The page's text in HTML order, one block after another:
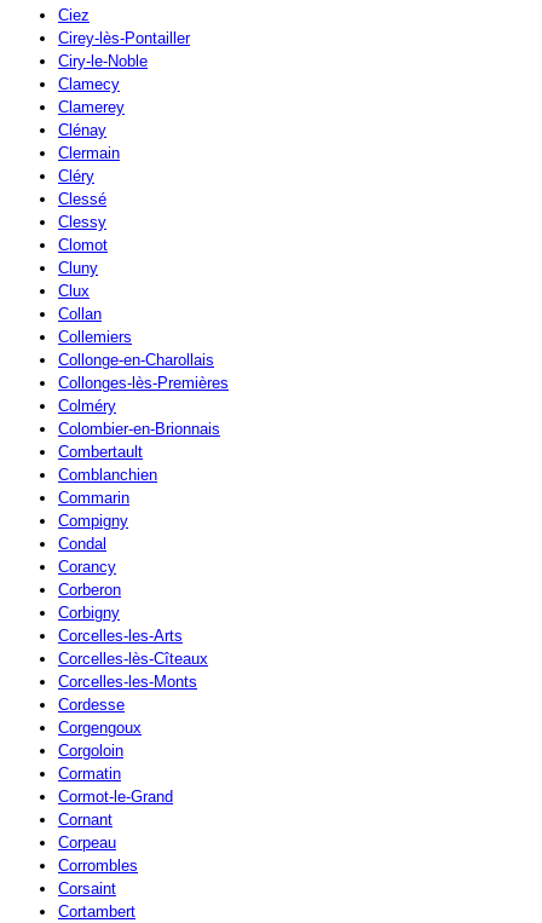
Ciez
Cirey-lès-Pontailler
Ciry-le-Noble
Clamecy
Clamerey
Clénay
Clermain
Cléry
Clessé
Clessy
Clomot
Cluny
Clux
Collan
Collemiers
Collonge-en-Charollais
Collonges-lès-Premières
Colméry
Colombier-en-Brionnais
Combertault
Comblanchien
Commarin
Compigny
Condal
Corancy
Corberon
Corbigny
Corcelles-les-Arts
Corcelles-lès-Cîteaux
Corcelles-les-Monts
Cordesse
Corgengoux
Corgoloin
Cormatin
Cormot-le-Grand
Cornant
Corpeau
Corrombles
Corsaint
Cortambert